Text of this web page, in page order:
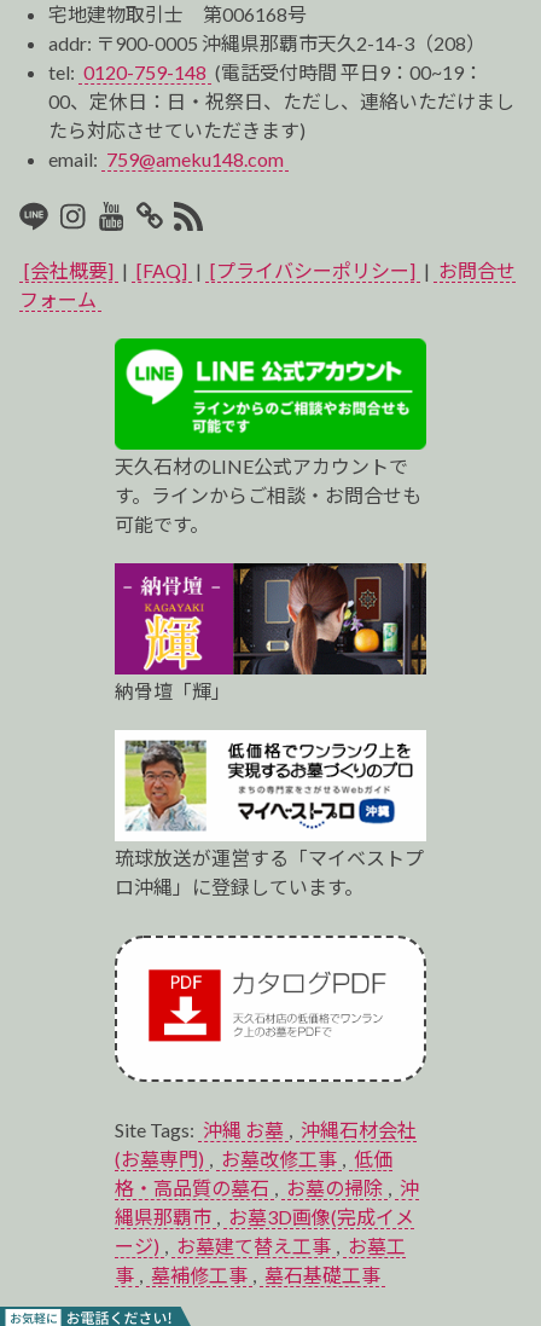
宅地建物取引士 第006168号
addr: 〒900-0005 沖縄県那覇市天久2-14-3（208）
tel: 0120-759-148 (電話受付時間 平日9：00~19：
00、定休日：日・祝祭日、ただし、連絡いただけまし
たら対応させていただきます)
email: 759@ameku148.com
LINEInstagram
Youtube
マ
イ
ス
ト
ロ
RSS2
[会社概要] | [FAQ] | [プライバシーポリシー] | お問合せ
フォーム
天久石材のLINE公式アカウントで
す。ラインからご相談・お問合せも
可能です。
納骨壇「輝」
琉球放送が運営する「マイベストプ
ロ沖縄」に登録しています。
Site Tags: 沖縄 お墓 , 沖縄石材会社
(お墓専門) , お墓改修工事 , 低価
格・高品質の墓石 , お墓の掃除 , 沖
縄県那覇市 , お墓3D画像(完成イメ
ージ) , お墓建て替え工事 , お墓工
事 , 墓補修工事 , 墓石基礎工事